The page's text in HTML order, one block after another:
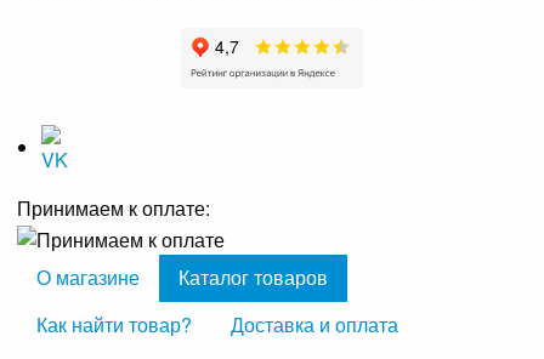
Принимаем к оплате:
О магазине
Каталог товаров
Как найти товар?
Доставка и оплата